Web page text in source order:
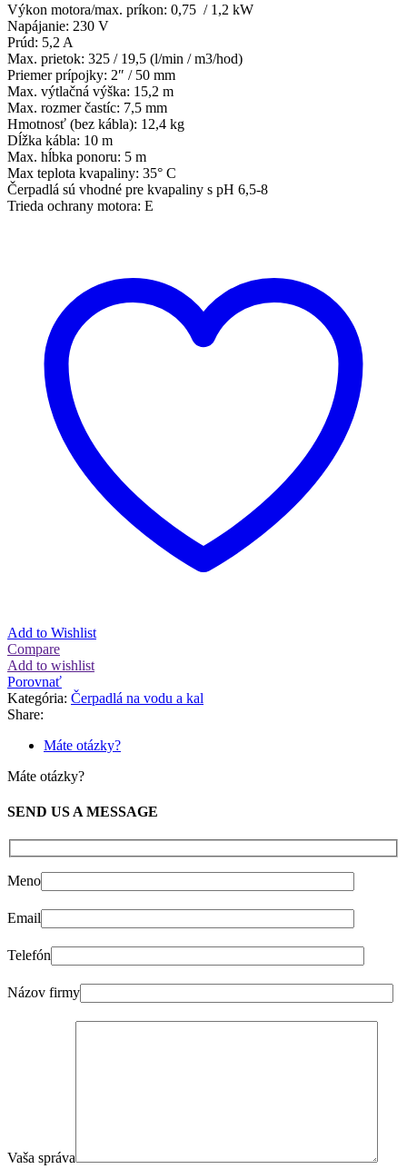
Výkon motora/max. príkon: 0,75 / 1,2 kW
Napájanie: 230 V
Prúd: 5,2 A
Max. prietok: 325 / 19,5 (l/min / m3/hod)
Priemer prípojky: 2″ / 50 mm
Max. výtlačná výška: 15,2 m
Max. rozmer častíc: 7,5 mm
Hmotnosť (bez kábla): 12,4 kg
Dĺžka kábla: 10 m
Max. hĺbka ponoru: 5 m
Max teplota kvapaliny: 35° C
Čerpadlá sú vhodné pre kvapaliny s pH 6,5-8
Trieda ochrany motora: E
Add to Wishlist
Compare
Add to wishlist
Porovnať
Kategória: Čerpadlá na vodu a kal
Share:
Máte otázky?
Máte otázky?
SEND US A MESSAGE
Meno
Email
Telefón
Názov firmy
Vaša správa